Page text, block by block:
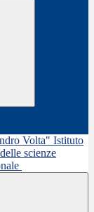
Istituto
scienze